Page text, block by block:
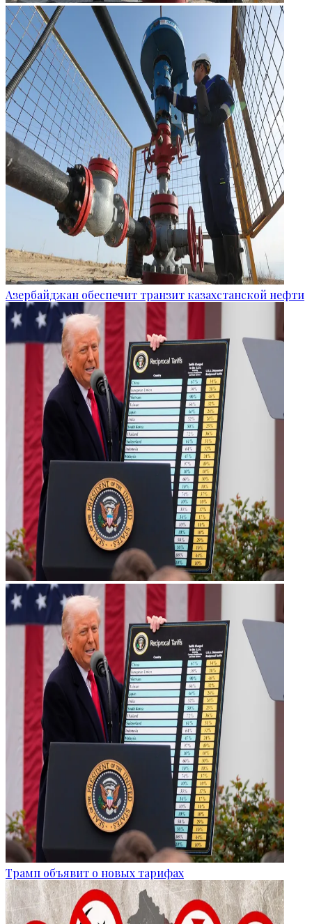
Азербайджан обеспечит транзит казахстанской нефти
Трамп объявит о новых тарифах